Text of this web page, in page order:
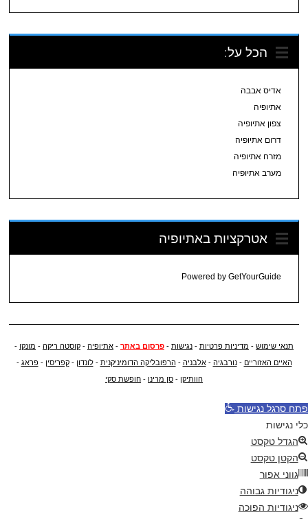
הכל על:
אדיס אבבה
אתיופיה
צפון אתיופיה
דרום אתיופיה
מזרח אתיופיה
מערב אתיופיה
אטרקציות באתיופיה
Powered by GetYourGuide
תנאי שימוש - מדיניות פרטיות - נגישות - פרסום באתר - אתיופיה - קוסטה ריקה - מונקו -
האיים האזוריים -נורבגיה -אלבניה -הרפובליקה הדומיניקנית -לונדון -קפריסין -פראג -
הוותיקן - סן מרינו - חופשת סקי
פתח סרגל נגישות
כלי נגישות
הגדל טקסט
הקטן טקסט
גווני אפור
ניגודיות גבוהה
ניגודיות הפוכה